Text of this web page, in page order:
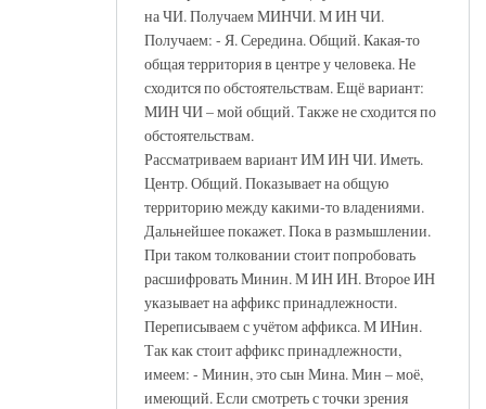
на ЧИ. Получаем МИНЧИ. М ИН ЧИ.
Получаем: - Я. Середина. Общий. Какая-то
общая территория в центре у человека. Не
сходится по обстоятельствам. Ещё вариант:
МИН ЧИ – мой общий. Также не сходится по
обстоятельствам.
Рассматриваем вариант ИМ ИН ЧИ. Иметь.
Центр. Общий. Показывает на общую
территорию между какими-то владениями.
Дальнейшее покажет. Пока в размышлении.
При таком толковании стоит попробовать
расшифровать Минин. М ИН ИН. Второе ИН
указывает на аффикс принадлежности.
Переписываем с учётом аффикса. М ИНин.
Так как стоит аффикс принадлежности,
имеем: - Минин, это сын Мина. Мин – моё,
имеющий. Если смотреть с точки зрения